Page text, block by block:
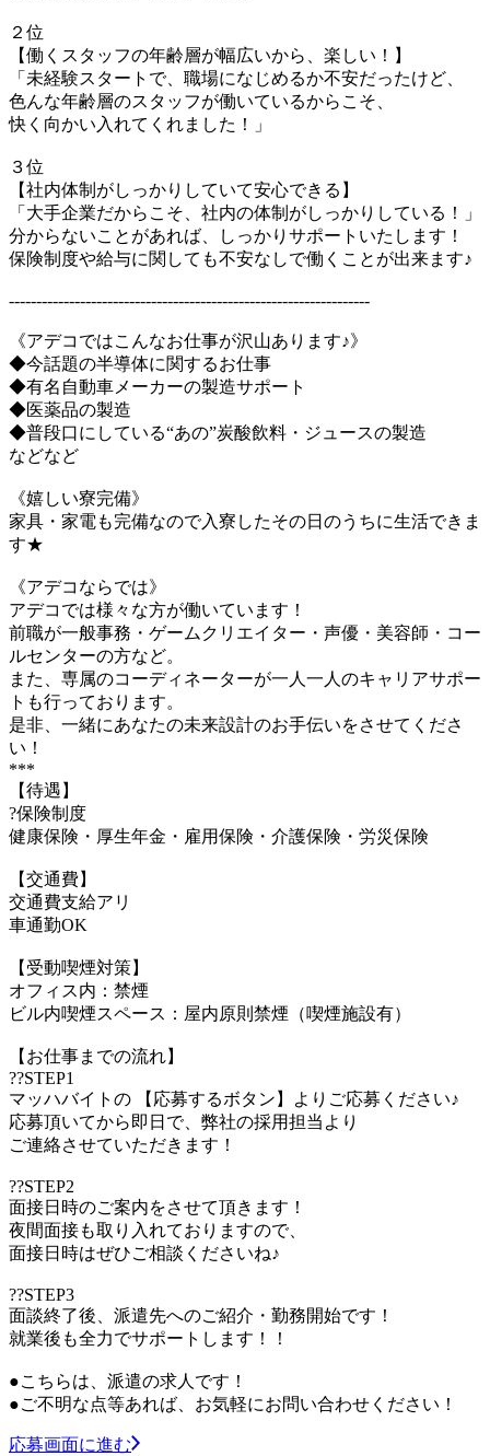
２位
【働くスタッフの年齢層が幅広いから、楽しい！】
「未経験スタートで、職場になじめるか不安だったけど、
色んな年齢層のスタッフが働いているからこそ、
快く向かい入れてくれました！」
３位
【社内体制がしっかりしていて安心できる】
「大手企業だからこそ、社内の体制がしっかりしている！」
分からないことがあれば、しっかりサポートいたします！
保険制度や給与に関しても不安なしで働くことが出来ます♪
------------------------------------------------------------------
《アデコではこんなお仕事が沢山あります♪》
◆今話題の半導体に関するお仕事
◆有名自動車メーカーの製造サポート
◆医薬品の製造
◆普段口にしている“あの”炭酸飲料・ジュースの製造
などなど
《嬉しい寮完備》
家具・家電も完備なので入寮したその日のうちに生活できま
す★
《アデコならでは》
アデコでは様々な方が働いています！
前職が一般事務・ゲームクリエイター・声優・美容師・コー
ルセンターの方など。
また、専属のコーディネーターが一人一人のキャリアサポー
トも行っております。
是非、一緒にあなたの未来設計のお手伝いをさせてくださ
い！
***
【待遇】
?保険制度
健康保険・厚生年金・雇用保険・介護保険・労災保険
【交通費】
交通費支給アリ
車通勤OK
【受動喫煙対策】
オフィス内：禁煙
ビル内喫煙スペース：屋内原則禁煙（喫煙施設有）
【お仕事までの流れ】
??STEP1
マッハバイトの 【応募するボタン】よりご応募ください♪
応募頂いてから即日で、弊社の採用担当より
ご連絡させていただきます！
??STEP2
面接日時のご案内をさせて頂きます！
夜間面接も取り入れておりますので、
面接日時はぜひご相談くださいね♪
??STEP3
面談終了後、派遣先へのご紹介・勤務開始です！
就業後も全力でサポートします！！
●こちらは、派遣の求人です！
●ご不明な点等あれば、お気軽にお問い合わせください！
応募画面に進む